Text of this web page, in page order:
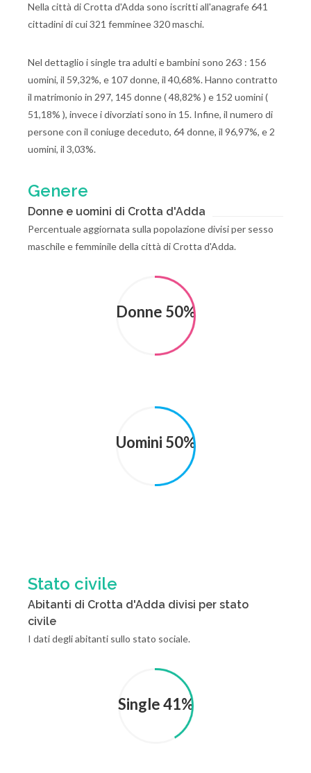
Nella città di Crotta d'Adda sono iscritti all'anagrafe 641
cittadini di cui 321 femminee 320 maschi.
Nel dettaglio i single tra adulti e bambini sono 263 : 156
uomini, il 59,32%, e 107 donne, il 40,68%. Hanno contratto
il matrimonio in 297, 145 donne ( 48,82% ) e 152 uomini (
51,18% ), invece i divorziati sono in 15. Infine, il numero di
persone con il coniuge deceduto, 64 donne, il 96,97%, e 2
uomini, il 3,03%.
Genere
Donne e uomini di Crotta d'Adda
Percentuale aggiornata sulla popolazione divisi per sesso
maschile e femminile della città di Crotta d'Adda.
Donne 50%
Uomini 50%
Stato civile
Abitanti di Crotta d'Adda divisi per stato
civile
I dati degli abitanti sullo stato sociale.
Single 41%